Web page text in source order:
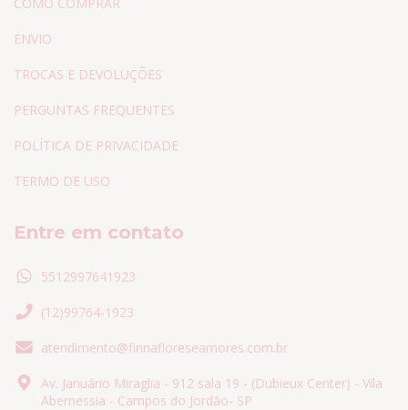
ENVIO
TROCAS E DEVOLUÇÕES
PERGUNTAS FREQUENTES
POLÍTICA DE PRIVACIDADE
TERMO DE USO
Entre em contato
5512997641923
(12)99764-1923
atendimento@finnafloreseamores.com.br
Av. Januário Miraglia - 912 sala 19 - (Dubieux Center) - Vila
Abernessia - Campos do Jordão- SP